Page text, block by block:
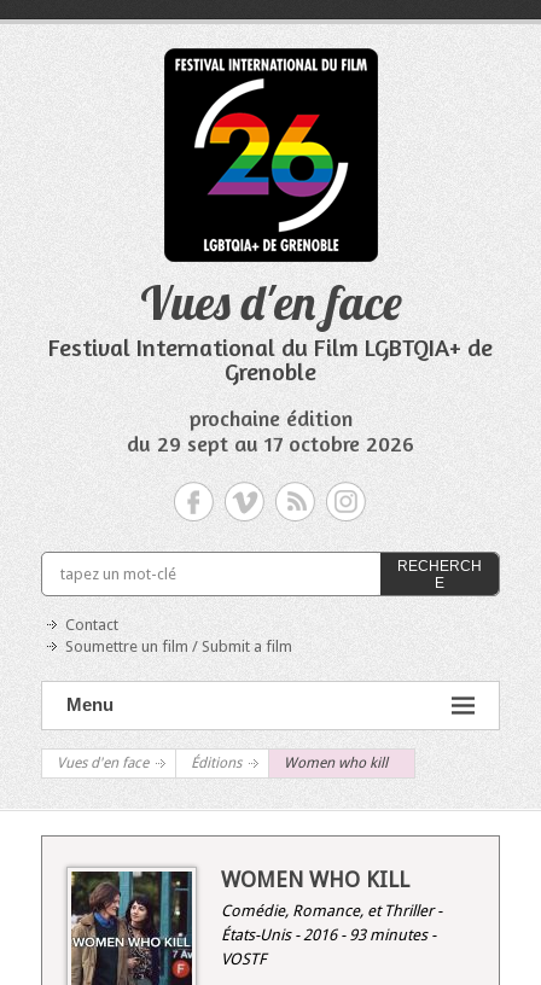
Vues d'en face
Festival International du Film LGBTQIA+ de
Grenoble
prochaine édition
du 29 sept au 17 octobre 2026
RECHERCH
E
Contact
Soumettre un film / Submit a film
Menu
Vues d'en face Éditions Women who kill
WOMEN WHO KILL
Comédie, Romance, et Thriller -
États-Unis - 2016 - 93 minutes -
VOSTF